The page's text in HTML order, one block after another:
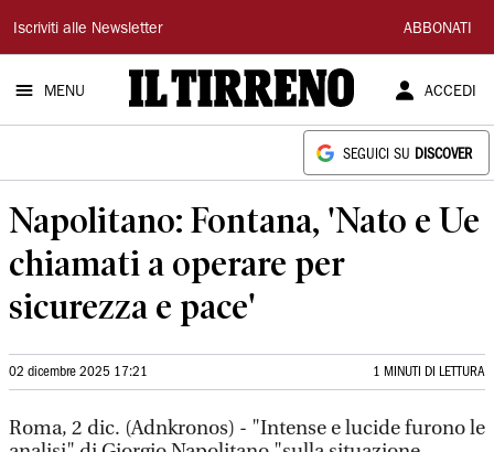
Il
Tirreno
Iscriviti alle Newsletter ABBONATI
MENU ACCEDI
SEGUICI SU DISCOVER
Napolitano: Fontana, 'Nato e Ue
chiamati a operare per
sicurezza e pace'
02 dicembre 2025 17:21 1 MINUTI DI LETTURA
Roma, 2 dic. (Adnkronos) - "Intense e lucide furono le